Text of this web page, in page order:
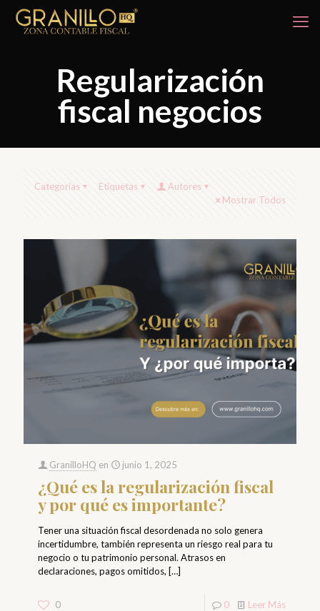
Regularización
fiscal negocios
Categorías Etiquetas
Autores
Mostrar Todos
GranilloHQ en junio 1, 2025
¿Qué es la regularización fiscal
y por qué es importante?
Tener una situación fiscal desordenada no solo genera
incertidumbre, también representa un riesgo real para tu
negocio o tu patrimonio personal. Atrasos en
declaraciones, pagos omitidos, […]
0 0 Leer Más